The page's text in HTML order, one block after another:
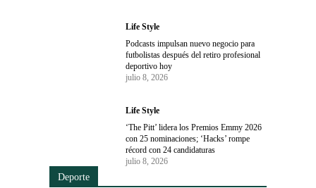
Life Style
Podcasts impulsan nuevo negocio para
futbolistas después del retiro profesional
deportivo hoy
julio 8, 2026
Life Style
‘The Pitt’ lidera los Premios Emmy 2026
con 25 nominaciones; ‘Hacks’ rompe
récord con 24 candidaturas
julio 8, 2026
Deporte